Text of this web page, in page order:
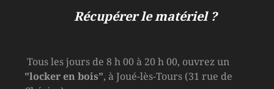
Récupérer le matériel ?
Tous les jours de 8 h 00 à 20 h 00, ouvrez un
"locker en bois", à Joué-lès-Tours (31 rue de